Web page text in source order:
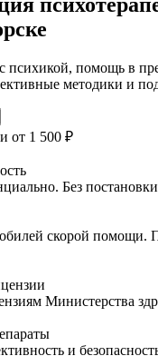
психикой, помощь в
методики и
от 1 500 ₽
Без
скорой помощи.
Министерства
и